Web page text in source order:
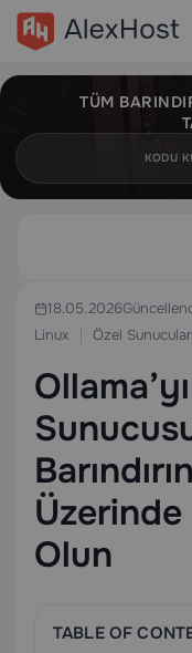
TÜM
KODU
18.05.2026
Linux
Özel Sunucular
Olun
TABLE OF